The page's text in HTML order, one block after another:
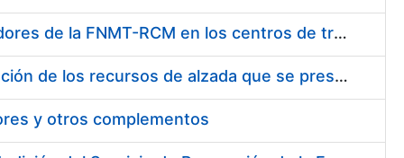
Suministro de gafas graduadas antiproyecciones para los trabajadores de la FNMT-RCM en los centros de trabajo de Madrid y Burgos
Servicios de una empresa externa para el asesoramiento y resolución de los recursos de alzada que se presentan relacionados con procesos de selección para la FNMT-RCM
y otros complementos